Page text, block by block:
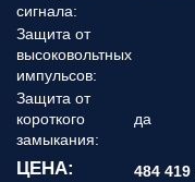
сигнала:
Защита от
высоковольтных
импульсов:
Защита от
короткого
замыкания:
да
ЦЕНА: 484 419